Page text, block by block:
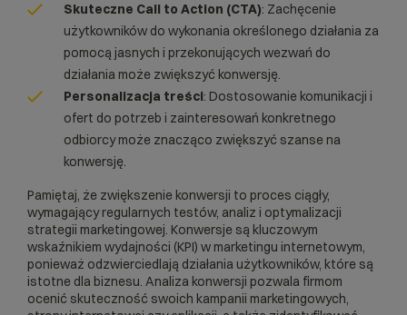
Skuteczne Call to Action (CTA): Zachęcenie
użytkowników do wykonania określonego działania za
pomocą jasnych i przekonujących wezwań do
działania może zwiększyć konwersję.
Personalizacja treści: Dostosowanie komunikacji i
ofert do potrzeb i zainteresowań konkretnego
odbiorcy może znacząco zwiększyć szanse na
konwersję.
Pamiętaj, że zwiększenie konwersji to proces ciągły,
wymagający regularnych testów, analiz i optymalizacji
strategii marketingowej. Konwersje są kluczowym
wskaźnikiem wydajności (KPI) w marketingu internetowym,
ponieważ odzwierciedlają działania użytkowników, które są
istotne dla biznesu. Analiza konwersji pozwala firmom
ocenić skuteczność swoich kampanii marketingowych,